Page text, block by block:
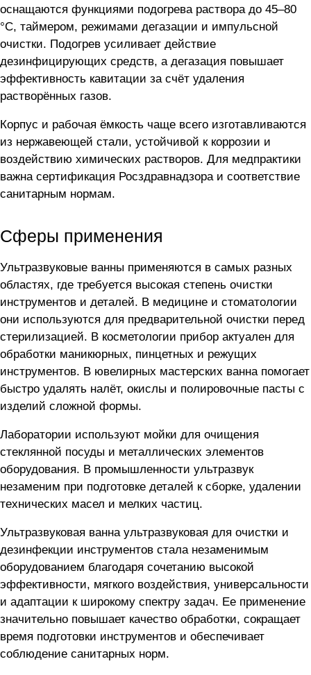
оснащаются функциями подогрева раствора до 45–80
°C, таймером, режимами дегазации и импульсной
очистки. Подогрев усиливает действие
дезинфицирующих средств, а дегазация повышает
эффективность кавитации за счёт удаления
растворённых газов.
Корпус и рабочая ёмкость чаще всего изготавливаются
из нержавеющей стали, устойчивой к коррозии и
воздействию химических растворов. Для медпрактики
важна сертификация Росздравнадзора и соответствие
санитарным нормам.
Сферы применения
Ультразвуковые ванны применяются в самых разных
областях, где требуется высокая степень очистки
инструментов и деталей. В медицине и стоматологии
они используются для предварительной очистки перед
стерилизацией. В косметологии прибор актуален для
обработки маникюрных, пинцетных и режущих
инструментов. В ювелирных мастерских ванна помогает
быстро удалять налёт, окислы и полировочные пасты с
изделий сложной формы.
Лаборатории используют мойки для очищения
стеклянной посуды и металлических элементов
оборудования. В промышленности ультразвук
незаменим при подготовке деталей к сборке, удалении
технических масел и мелких частиц.
Ультразвуковая ванна ультразвуковая для очистки и
дезинфекции инструментов стала незаменимым
оборудованием благодаря сочетанию высокой
эффективности, мягкого воздействия, универсальности
и адаптации к широкому спектру задач. Ее применение
значительно повышает качество обработки, сокращает
время подготовки инструментов и обеспечивает
соблюдение санитарных норм.